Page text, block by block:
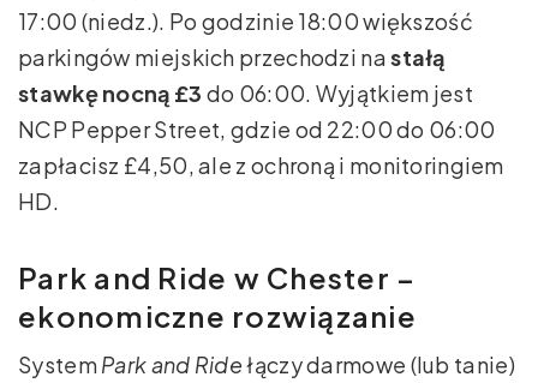
17:00 (niedz.). Po godzinie 18:00 większość
parkingów miejskich przechodzi nastałą
stawkę nocną £3 do 06:00. Wyjątkiem jest
NCP Pepper Street, gdzie od 22:00 do 06:00
zapłacisz £4,50, ale z ochroną i monitoringiem
HD.
Park and Ride w Chester –
ekonomiczne rozwiązanie
SystemPark and Ridełączy darmowe (lub tanie)